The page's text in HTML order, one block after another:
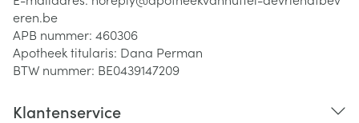
eren.be
APB nummer: 460306
Apotheek titularis: Dana Perman
BTW nummer: BE0439147209
Klantenservice